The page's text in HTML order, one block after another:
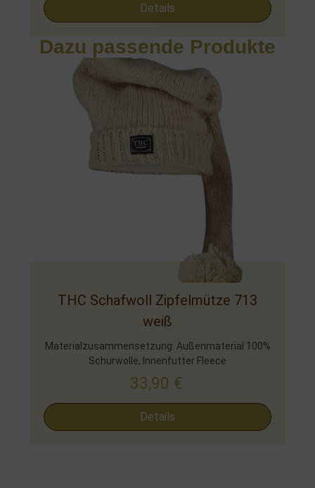
Details
Dazu passende Produkte
THC Schafwoll Zipfelmütze 713
weiß
Materialzusammensetzung: Außenmaterial 100%
Schurwolle, Innenfutter Fleece
33,90 €
Details